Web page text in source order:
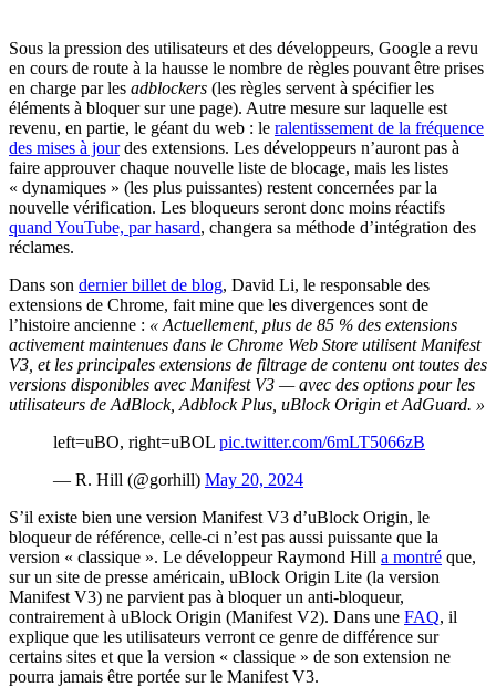
Sous la pression des utilisateurs et des développeurs, Google a revu
en cours de route à la hausse le nombre de règles pouvant être prises
en charge par les adblockers (les règles servent à spécifier les
éléments à bloquer sur une page). Autre mesure sur laquelle est
revenu, en partie, le géant du web : le ralentissement de la fréquence
des mises à jourdes extensions. Les développeurs n’auront pas à
faire approuver chaque nouvelle liste de blocage, mais les listes
« dynamiques » (les plus puissantes) restent concernées par la
nouvelle vérification. Les bloqueurs seront donc moins réactifs
quand YouTube, par hasard, changera sa méthode d’intégration des
réclames.
Dans son dernier billet de blog, David Li, le responsable des
extensions de Chrome, fait mine que les divergences sont de
l’histoire ancienne : « Actuellement, plus de 85 % des extensions
activement maintenues dans le Chrome Web Store utilisent Manifest
V3, et les principales extensions de filtrage de contenu ont toutes des
versions disponibles avec Manifest V3 — avec des options pour les
utilisateurs de AdBlock, Adblock Plus, uBlock Origin et AdGuard. »
left=uBO, right=uBOL pic.twitter.com/6mLT5066zB
— R. Hill (@gorhill) May 20, 2024
S’il existe bien une version Manifest V3 d’uBlock Origin, le
bloqueur de référence, celle-ci n’est pas aussi puissante que la
version « classique ». Le développeur Raymond Hill a montré que,
sur un site de presse américain, uBlock Origin Lite (la version
Manifest V3) ne parvient pas à bloquer un anti-bloqueur,
contrairement à uBlock Origin (Manifest V2). Dans une FAQ, il
explique que les utilisateurs verront ce genre de différence sur
certains sites et que la version « classique » de son extension ne
pourra jamais être portée sur le Manifest V3.